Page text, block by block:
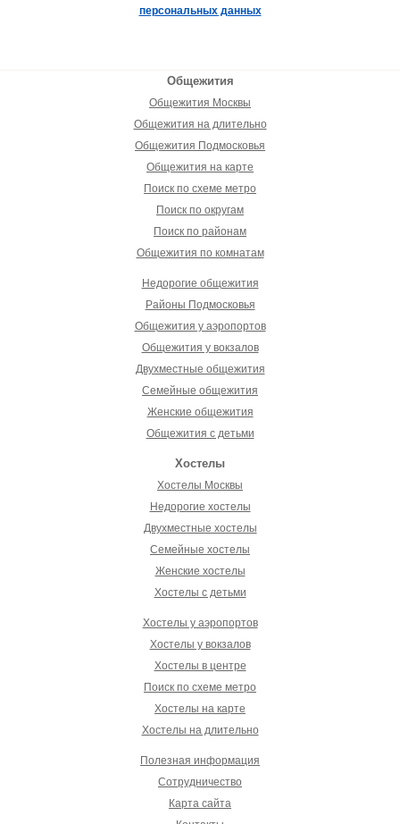
персональных данных
Общежития
Общежития Москвы
Общежития на длительно
Общежития Подмосковья
Общежития на карте
Поиск по схеме метро
Поиск по округам
Поиск по районам
Общежития по комнатам
Недорогие общежития
Районы Подмосковья
Общежития у аэропортов
Общежития у вокзалов
Двухместные общежития
Семейные общежития
Женские общежития
Общежития с детьми
Хостелы
Хостелы Москвы
Недорогие хостелы
Двухместные хостелы
Семейные хостелы
Женские хостелы
Хостелы с детьми
Хостелы у аэропортов
Хостелы у вокзалов
Хостелы в центре
Поиск по схеме метро
Хостелы на карте
Хостелы на длительно
Полезная информация
Сотрудничество
Карта сайта